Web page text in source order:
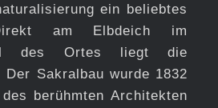
ein beliebtes
am Elbdeich im
des Ortes liegt die
Der Sakralbau wurde 1832
berühmten Architekten